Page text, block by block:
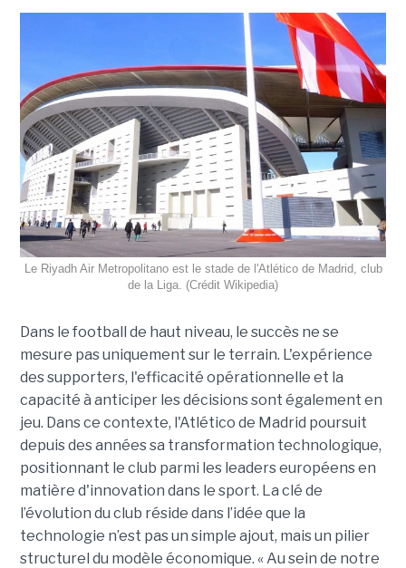
Le Riyadh Air Metropolitano est le stade de l'Atlético de Madrid, club
de la Liga. (Crédit Wikipedia)
Dans le football de haut niveau, le succès ne se
mesure pas uniquement sur le terrain. L'expérience
des supporters, l'efficacité opérationnelle et la
capacité à anticiper les décisions sont également en
jeu. Dans ce contexte, l'Atlético de Madrid poursuit
depuis des années sa transformation technologique,
positionnant le club parmi les leaders européens en
matière d'innovation dans le sport. La clé de
l’évolution du club réside dans l’idée que la
technologie n’est pas un simple ajout, mais un pilier
structurel du modèle économique. « Au sein de notre